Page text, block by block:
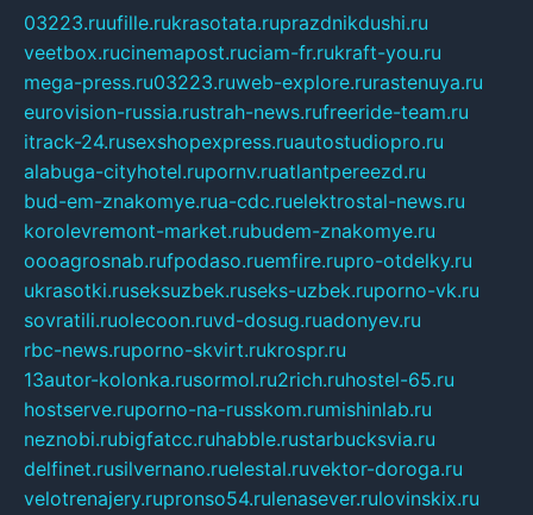
03223.ruufille.rukrasotata.ruprazdnikdushi.ru
veetbox.rucinemapost.ruciam-fr.rukraft-you.ru
mega-press.ru03223.ruweb-explore.rurastenuya.ru
eurovision-russia.rustrah-news.rufreeride-team.ru
itrack-24.rusexshopexpress.ruautostudiopro.ru
alabuga-cityhotel.rupornv.ruatlantpereezd.ru
bud-em-znakomye.rua-cdc.ruelektrostal-news.ru
korolevremont-market.rubudem-znakomye.ru
oooagrosnab.rufpodaso.ruemfire.rupro-otdelky.ru
ukrasotki.ruseksuzbek.ruseks-uzbek.ruporno-vk.ru
sovratili.ruolecoon.ruvd-dosug.ruadonyev.ru
rbc-news.ruporno-skvirt.rukrospr.ru
13autor-kolonka.rusormol.ru2rich.ruhostel-65.ru
hostserve.ruporno-na-russkom.rumishinlab.ru
neznobi.rubigfatcc.ruhabble.rustarbucksvia.ru
delfinet.rusilvernano.ruelestal.ruvektor-doroga.ru
velotrenajery.rupronso54.rulenasever.rulovinskix.ru